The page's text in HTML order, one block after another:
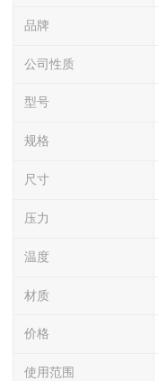
品牌
公司性质
型号
规格
尺寸
压力
温度
材质
价格
使用范围